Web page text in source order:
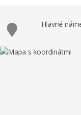
Hlavné